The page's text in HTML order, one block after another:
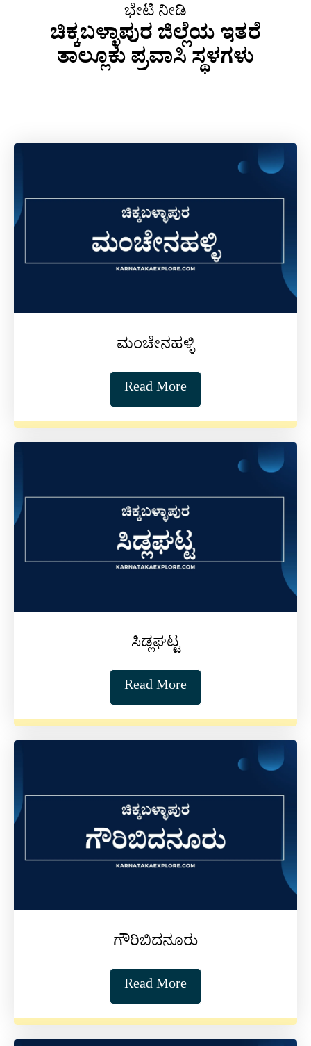
ಭೇಟಿ ನೀಡಿ
ಚಿಕ್ಕಬಳ್ಳಾಪುರ ಜಿಲ್ಲೆಯ ಇತರೆ
ತಾಲ್ಲೂಕು ಪ್ರವಾಸಿ ಸ್ಥಳಗಳು
ಮಂಚೇನಹಳ್ಳಿ
Read More
ಸಿಡ್ಲಘಟ್ಟ
Read More
ಗೌರಿಬಿದನೂರು
Read More